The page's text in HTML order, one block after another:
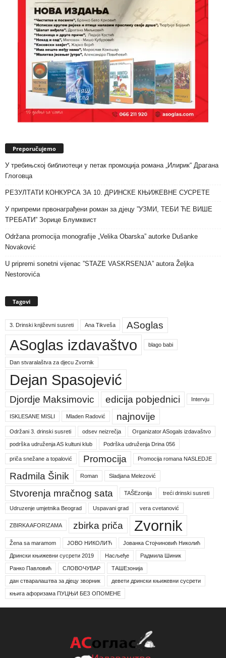
Preporučujemo
У требињској библиотеци у петак промоција романа „Илирик“ Драгана
Глоговца
РЕЗУЛТАТИ КОНКУРСА ЗА 10. ДРИНСКЕ КЊИЖЕВНЕ СУСРЕТЕ
У припреми првонаграђени роман за дјецу ”УЗМИ, ТЕБИ ЋЕ ВИШЕ
ТРЕБАТИ” Зорице Блумквист
Održana promocija monografije „Velika Obarska” autorke Dušanke
Novaković
U pripremi sonetni vijenac ”STAZE VASKRSENJA” autora Željka
Nestorovića
Tagovi
3. Drinski književni susreti Ana Tikveša ASoglas
ASoglas izdavaštvo blago babi
Dan stvaralaštva za djecu Zvornik
Dejan Spasojević
Djordje Maksimovic edicija pobjednici Intervju
ISKLESANE MISLI Mladen Radović najnovije
Održani 3. drinski susreti odsev neizrečja Organizator ASogals izdavaštvo
podrška udruženja AS kultuni klub Podrška udruženja Drina 056
priča snežane a topalović Promocija Promocija romana NASLEDJE
Radmila Šinik Roman Sladjana Melezović
Stvorenja mračnog sata TAŠEzonija treći drinski susreti
Udruzenje umjetnika Beograd Uspavani grad vera cvetanović
ZBIRKA AFORIZAMA zbirka priča Zvornik
Žena sa maramom ЈОВО НИКОЛИЋ Јованка Стојчиновић Николић
Дрински књижевни сусрети 2019 Насљеђе Радмила Шиник
Ранко Павловић СЛОВОЧУВАР ТАШЕзонија
дан стваралаштва за дјецу зворник девети дрински књижевни сусрети
књига афоризама ПУЦЊИ БЕЗ ОПОМЕНЕ